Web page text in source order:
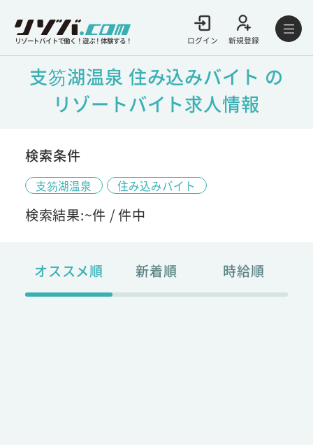
リゾートバイトで働く！遊ぶ！体験する！ ログイン 新規登録
支笏湖温泉 住み込みバイト の
リゾートバイト求人情報
検索条件
支笏湖温泉 住み込みバイト
検索結果:~件 /件中
オススメ順 新着順 時給順